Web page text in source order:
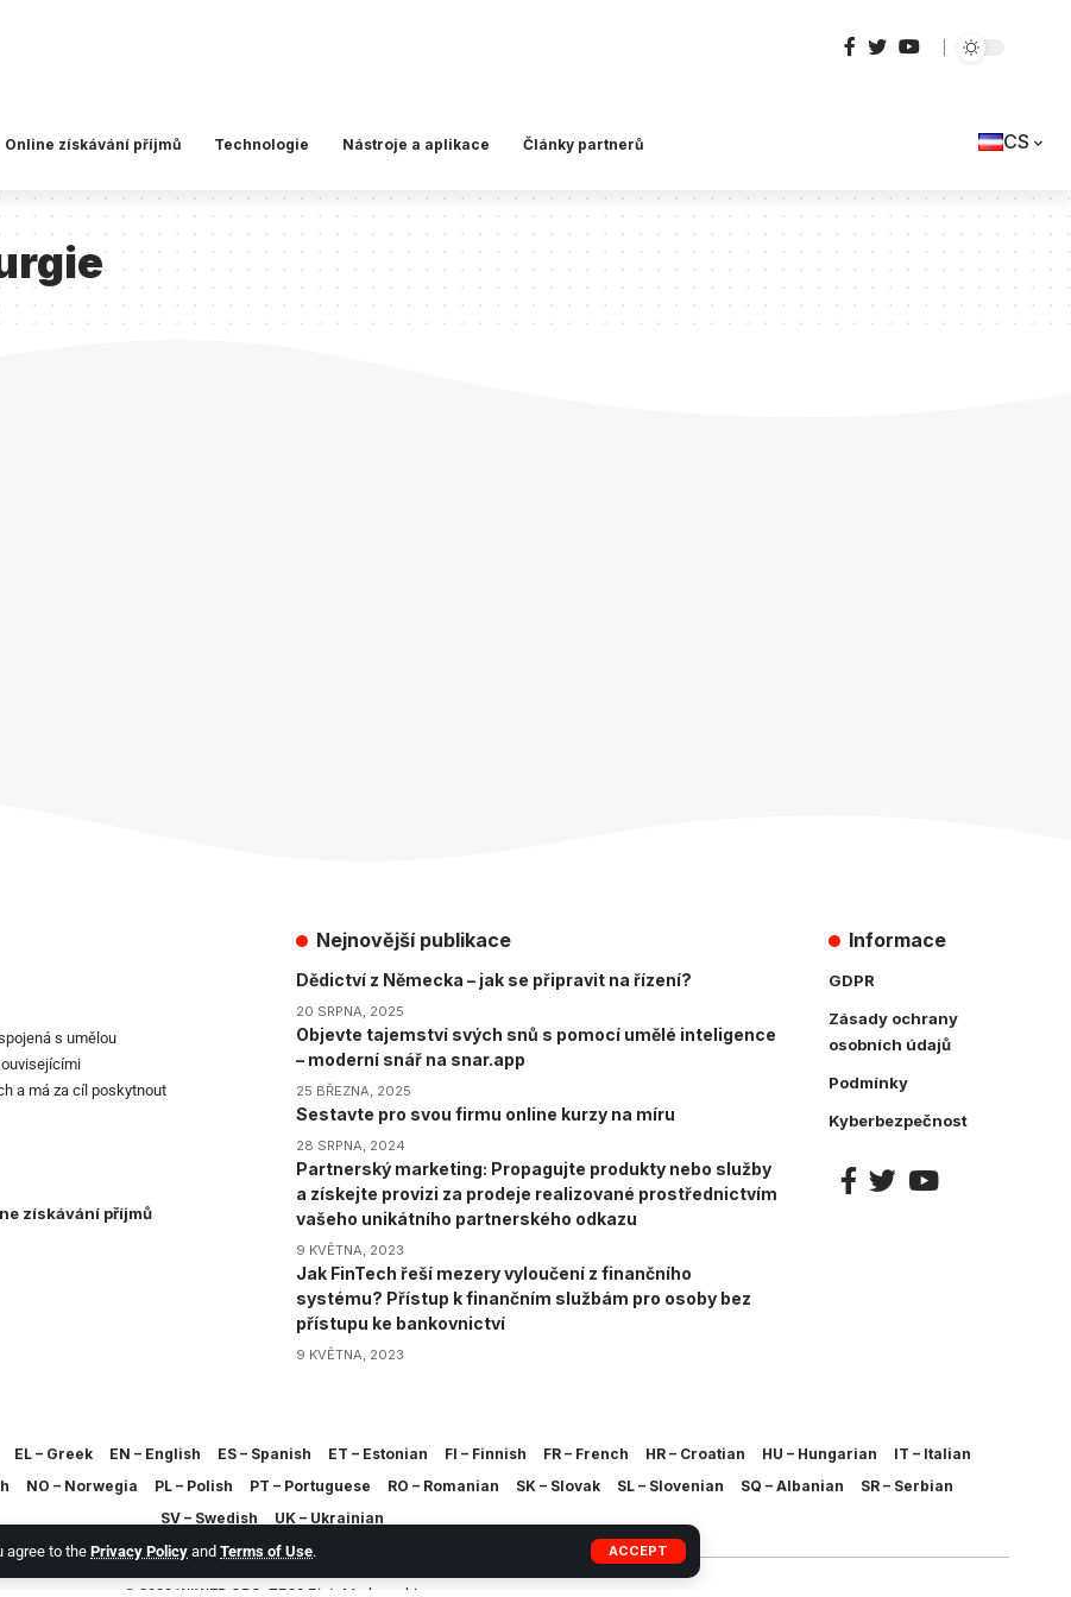
agree to thePrivacy Policy and Terms of Use. ACCEPT
Online získávání příjmů Technologie Nástroje a aplikace Články partnerů CS
s umělou
a má za cíl poskytnout
získávání příjmů
Nejnovější publikace
Dědictví z Německa – jak se připravit na řízení?
20 SRPNA, 2025
Objevte tajemství svých snů s pomocí umělé inteligence
– moderní snář na snar.app
25 BŘEZNA, 2025
Sestavte pro svou firmu online kurzy na míru
28 SRPNA, 2024
Partnerský marketing: Propagujte produkty nebo služby
a získejte provizi za prodeje realizované prostřednictvím
vašeho unikátního partnerského odkazu
9 KVĚTNA, 2023
Jak FinTech řeší mezery vyloučení z finančního
systému? Přístup k finančním službám pro osoby bez
přístupu ke bankovnictví
9 KVĚTNA, 2023
Informace
GDPR
Zásady ochrany
osobních údajů
Podmínky
Kyberbezpečnost
EL – Greek EN – English ES – Spanish ET – Estonian FI – Finnish FR – French HR – Croatian HU – Hungarian
IT – Italian
NO – Norwegia PL – Polish PT – Portuguese RO – Romanian SK – Slovak SL – Slovenian SQ – Albanian
SR – Serbian
SV – Swedish
UK – Ukrainian